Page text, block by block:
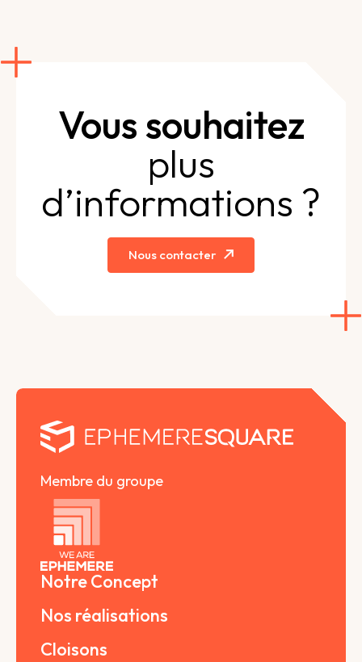
Vous souhaitez
plus
d’informations ?
Nous contacter
Membre du groupe
Notre Concept
Nos réalisations
Cloisons